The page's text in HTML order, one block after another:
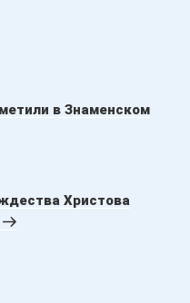
в Знаменском
Христова